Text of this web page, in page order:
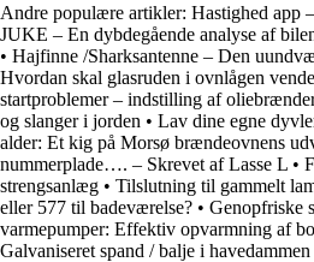
Andre populære artikler: Hastighed app
JUKE – En dybdegående analyse af
• Hajfinne /Sharksantenne – Den
Hvordan skal glasruden i ovnlågen
startproblemer – indstilling af
og slanger i jorden • Lav dine egne
alder: Et kig på Morsø brændeovnens
nummerplade…. – Skrevet af Lasse L •
strengsanlæg • Tilslutning til gammelt
eller 577 til badeværelse? • Genopfriske
varmepumper: Effektiv opvarmning af
Galvaniseret spand / balje i havedammen